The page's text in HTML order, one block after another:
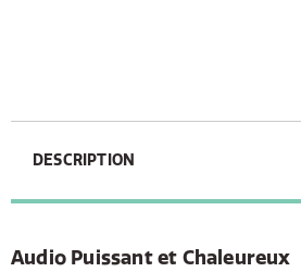
DESCRIPTION
Audio Puissant et Chaleureux